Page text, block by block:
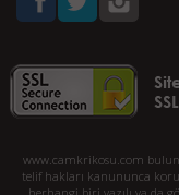
www.camkrikosu.com
telif hakları kanununca